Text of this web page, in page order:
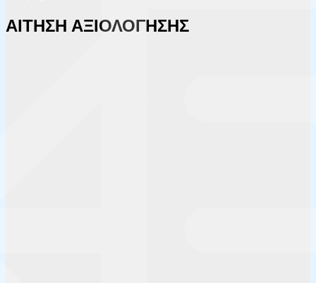
ΑΙΤΗΣΗ ΑΞΙΟΛΟΓΗΣΗΣ